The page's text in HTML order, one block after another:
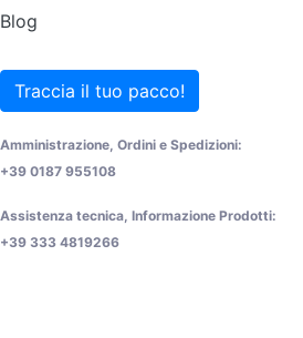
Blog
Traccia il tuo pacco!
Amministrazione, Ordini e Spedizioni:
+39 0187 955108
Assistenza tecnica, Informazione Prodotti:
+39 333 4819266